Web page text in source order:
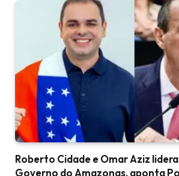
Roberto Cidade e Omar Aziz
Governo do Amazonas, aponta